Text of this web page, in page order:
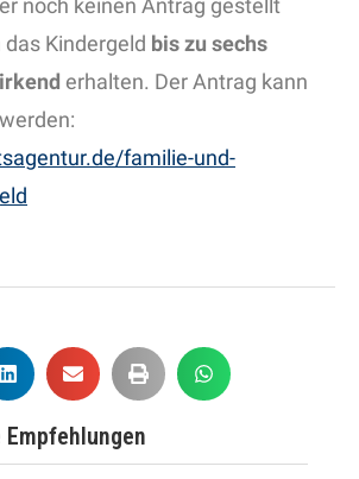
noch keinen Antrag gestellt
Kindergeld bis zu sechs
erhalten. Der Antrag kann
familie-und-